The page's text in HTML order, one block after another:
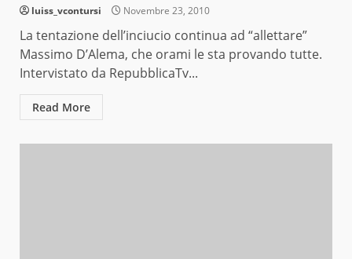
luiss_vcontursi Novembre 23, 2010
La tentazione dell’inciucio continua ad “allettare”
Massimo D’Alema, che orami le sta provando tutte.
Intervistato da RepubblicaTv...
Read More